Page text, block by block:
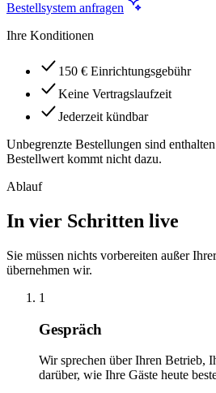
Bestellsystem anfragen
Ihre Konditionen
150 € Einrichtungsgebühr
Keine Vertragslaufzeit
Jederzeit kündbar
Unbegrenzte Bestellungen sind
Bestellwert kommt nicht dazu.
Ablauf
In vier Schritten live
Sie müssen nichts vorbereiten außer
übernehmen wir.
1
Gespräch
Wir sprechen über Ihren Betrieb,
darüber, wie Ihre Gäste heute